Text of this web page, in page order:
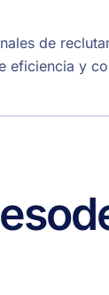
de
eficiencia y